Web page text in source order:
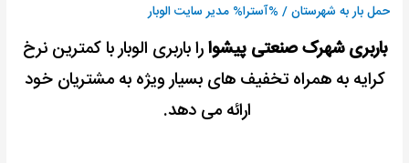
حمل بار به شهرستان/ %آسترا% مدیر سایت الوبار
باربری شهرک صنعتی پیشوارا باربری الوبار با کمترین نرخ
کرایه به همراه تخفیف های بسیار ویژه به مشتریان خود
ارائه می دهد.
بیمه
رایگان